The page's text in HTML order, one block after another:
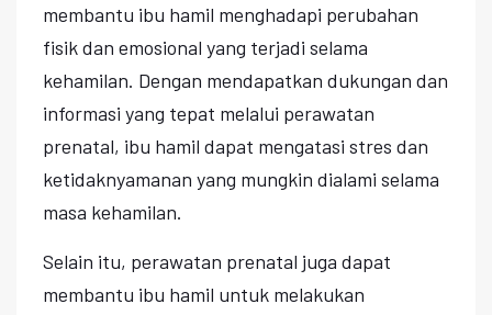
membantu ibu hamil menghadapi perubahan
fisik dan emosional yang terjadi selama
kehamilan. Dengan mendapatkan dukungan dan
informasi yang tepat melalui perawatan
prenatal, ibu hamil dapat mengatasi stres dan
ketidaknyamanan yang mungkin dialami selama
masa kehamilan.
Selain itu, perawatan prenatal juga dapat
membantu ibu hamil untuk melakukan